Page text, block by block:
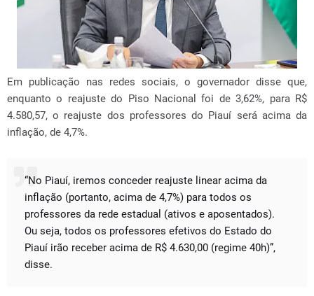
Em publicação nas redes sociais, o governador disse que,
enquanto o reajuste do Piso Nacional foi de 3,62%, para R$
4.580,57, o reajuste dos professores do Piauí será acima da
inflação, de 4,7%.
“No Piauí, iremos conceder reajuste linear acima da
inflação (portanto, acima de 4,7%) para todos os
professores da rede estadual (ativos e aposentados).
Ou seja, todos os professores efetivos do Estado do
Piauí irão receber acima de R$ 4.630,00 (regime 40h)”,
disse.